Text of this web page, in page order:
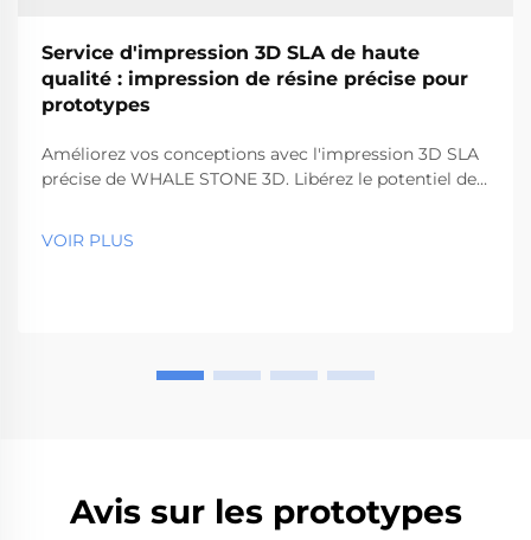
Service d'impression 3D SLA de haute
qualité : impression de résine précise pour
prototypes
Améliorez vos conceptions avec l'impression 3D SLA
précise de WHALE STONE 3D. Libérez le potentiel des
VOIR PLUS
Avis sur les prototypes